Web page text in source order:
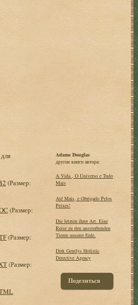
(Размер:
(Размер:
(Размер:
(Размер:
Adams Douglas
другие книги автора:
A Vida , O Universo e Tudo
Mais
Até Mais, e Obrigado Pelos
Peixes!
Die letzten ihrer Art. Eine
Reise zu den aussterbenden
Tieren unserer Erde.
Dirk Gentlys Holistic
Detective Agency
Поделиться